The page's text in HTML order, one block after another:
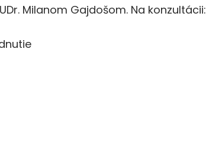
Milanom Gajdošom. Na konzultácii: